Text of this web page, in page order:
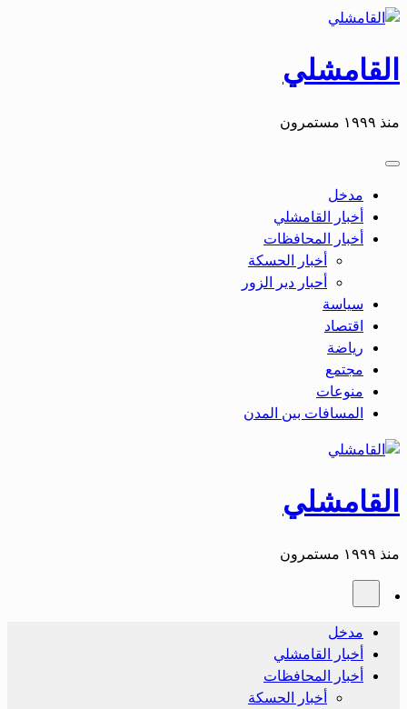
القامشلي
منذ ١٩٩٩ مستمرون
مدخل
أخبار القامشلي
أخبار المحافظات
أخبار الحسكة
أحبار دير الزور
سياسة
اقتصاد
رياضة
مجتمع
منوعات
المسافات بين المدن
القامشلي
منذ ١٩٩٩ مستمرون
مدخل
أخبار القامشلي
أخبار المحافظات
أخبار الحسكة